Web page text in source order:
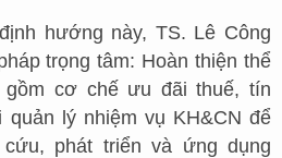
hướng này, TS. Lê Công
trọng tâm: Hoàn thiện thể
gồm cơ chế ưu đãi thuế, tín
lý nhiệm vụ KH&CN để
cứu, phát triển và ứng dụng